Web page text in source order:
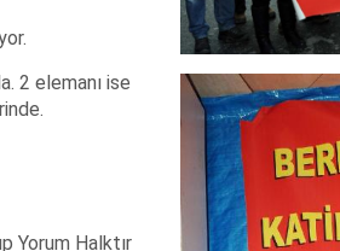
2 elemanı ise
Yorum Halktır